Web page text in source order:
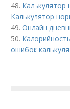
48. Калькулятор
Калькулятор
49.Онлайн
50.
ошибок